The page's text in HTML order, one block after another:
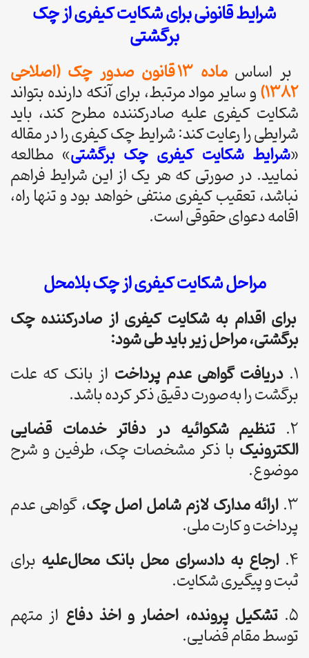
شرایط قانونی برای شکایت کیفری از چک
برگشتی
بر اساس
ماده 13 قانون صدور چک (اصلاحی
۱۳۸۲) و سایر مواد مرتبط، برای آنکه دارنده بتواند
شکایت کیفری علیه صادرکننده مطرح کند، باید
شرایطی را رعایت کند: شرایط چک کیفری را در مقاله
«شرایط شکایت کیفری چک برگشتی» مطالعه
نمایید. در صورتی که هر یک از این شرایط فراهم
نباشد، تعقیب کیفری منتفی خواهد بود و تنها راه،
اقامه دعوای حقوقی است.
مراحل شکایت کیفری از چک بلامحل
برای اقدام به شکایت کیفری از صادرکننده چک
برگشتی، مراحل زیر باید طی شود:
۱. دریافت گواهی عدم پرداخت از بانک که علت
برگشت را به‌صورت دقیق ذکر کرده باشد.
۲.
تنظیم شکوائیه در دفاتر خدمات قضایی
الکترونیک با ذکر مشخصات چک، طرفین و شرح
موضوع.
۳. ارائه مدارک لازم شامل اصل چک، گواهی عدم
پرداخت و کارت ملی.
۴. ارجاع به دادسرای محل بانک محال‌علیه برای
ثبت و پیگیری شکایت.
۵. تشکیل پرونده، احضار و اخذ دفاع از متهم
توسط مقام قضایی.